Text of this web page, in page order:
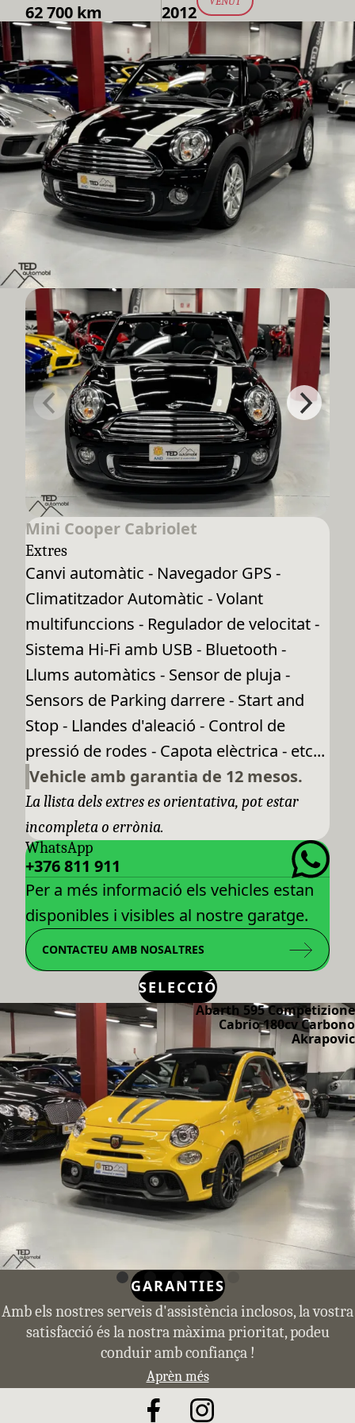
62 700 km
2012
Mini Cooper Cabriolet
Extres
Canvi automàtic - Navegador GPS -
Climatitzador Automàtic - Volant
multifunccions - Regulador de velocitat -
Sistema Hi-Fi amb USB - Bluetooth -
Llums automàtics - Sensor de pluja -
Sensors de Parking darrere - Start and
Stop - Llandes d'aleació - Control de
pressió de rodes - Capota elèctrica - etc...
Vehicle amb garantia de 12 mesos.
La llista dels extres es orientativa, pot estar
incompleta o errònia.
WhatsApp
+376 811 911
Per a més informació els vehicles estan
disponibles i visibles al nostre garatge.
CONTACTEU AMB NOSALTRES
SELECCIÓ
Abarth 595 Competizione
Cabrio 180cv Carbono
Akrapovic
GARANTIES
Amb els nostres serveis d'assistència inclosos, la vostra
satisfacció és la nostra màxima prioritat, podeu
conduir amb confiança !
Aprèn més